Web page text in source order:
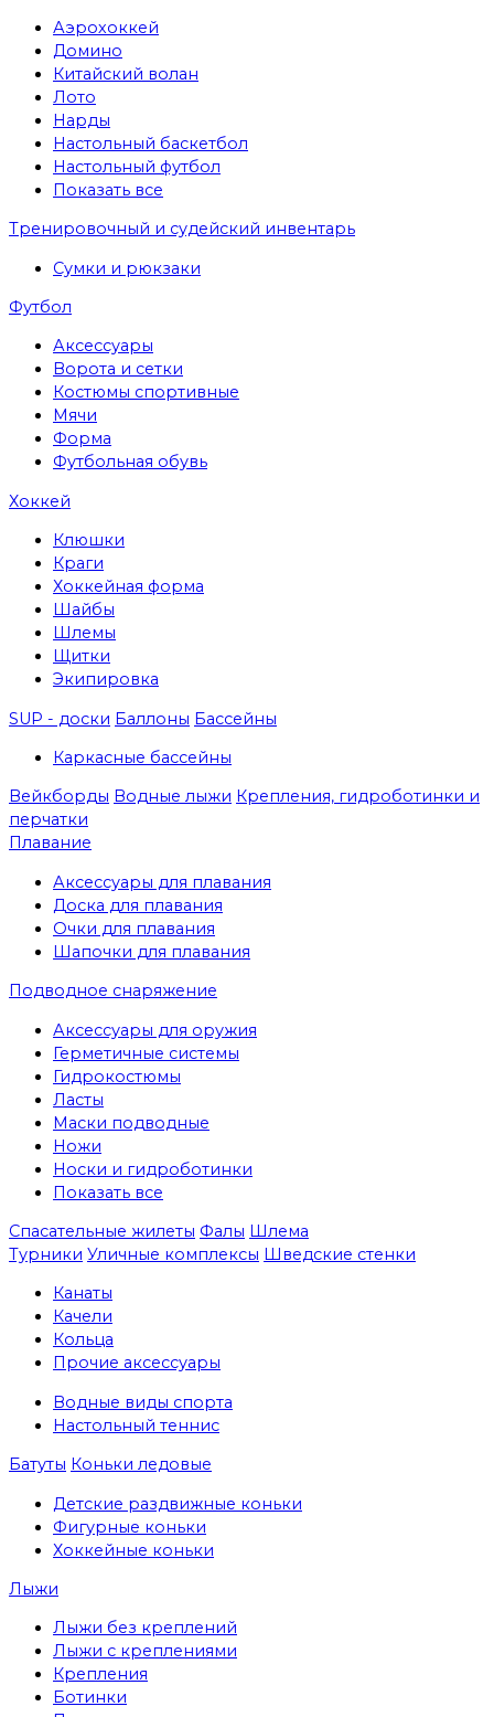
Аэрохоккей
Домино
Китайский волан
Лото
Нарды
Настольный баскетбол
Настольный футбол
Показать все
Тренировочный и судейский инвентарь
Сумки и рюкзаки
Футбол
Аксессуары
Ворота и сетки
Костюмы спортивные
Мячи
Форма
Футбольная обувь
Хоккей
Клюшки
Краги
Хоккейная форма
Шайбы
Шлемы
Щитки
Экипировка
SUP - доски Баллоны Бассейны
Каркасные бассейны
Вейкборды Водные лыжи Крепления, гидроботинки и
перчатки
Плавание
Аксессуары для плавания
Доска для плавания
Очки для плавания
Шапочки для плавания
Подводное снаряжение
Аксессуары для оружия
Герметичные системы
Гидрокостюмы
Ласты
Маски подводные
Ножи
Носки и гидроботинки
Показать все
Спасательные жилеты Фалы Шлема
Турники Уличные комплексы Шведские стенки
Канаты
Качели
Кольца
Прочие аксессуары
Водные виды спорта
Настольный теннис
Батуты Коньки ледовые
Детские раздвижные коньки
Фигурные коньки
Хоккейные коньки
Лыжи
Лыжи без креплений
Лыжи с креплениями
Крепления
Ботинки